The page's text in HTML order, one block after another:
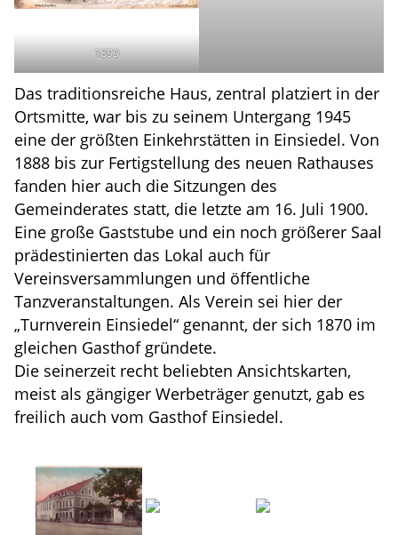
1899
Das traditionsreiche Haus, zentral platziert in der
Ortsmitte, war bis zu seinem Untergang 1945
eine der größten Einkehrstätten in Einsiedel. Von
1888 bis zur Fertigstellung des neuen Rathauses
fanden hier auch die Sitzungen des
Gemeinderates statt, die letzte am 16. Juli 1900.
Eine große Gaststube und ein noch größerer Saal
prädestinierten das Lokal auch für
Vereinsversammlungen und öffentliche
Tanzveranstaltungen. Als Verein sei hier der
„Turnverein Einsiedel“ genannt, der sich 1870 im
gleichen Gasthof gründete.
Die seinerzeit recht beliebten Ansichtskarten,
meist als gängiger Werbeträger genutzt, gab es
freilich auch vom Gasthof Einsiedel.